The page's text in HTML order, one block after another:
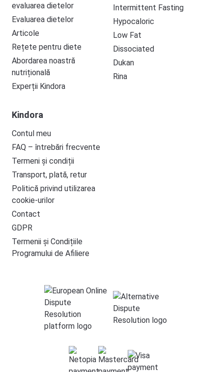
evaluarea dietelor
Evaluarea dietelor
Articole
Rețete pentru diete
Abordarea noastră
nutrițională
Experții Kindora
Intermittent Fasting
Hypocaloric
Low Fat
Dissociated
Dukan
Rina
Kindora
Contul meu
FAQ – întrebări frecvente
Termeni și condiții
Transport, plată, retur
Politică privind utilizarea
cookie-urilor
Contact
GDPR
Termenii și Condițiile
Programului de Afiliere